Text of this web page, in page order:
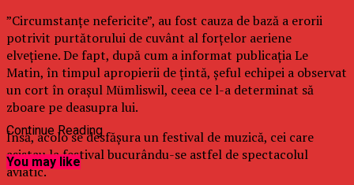
”Circumstanţe nefericite”, au fost cauza de bază a erorii
potrivit purtătorului de cuvânt al forţelor aeriene
elveţiene. De fapt, după cum a informat publicaţia Le
Matin, în timpul apropierii de ţintă, şeful echipei a observat
un cort în oraşul Mümliswil, ceea ce l-a determinat să
zboare pe deasupra lui.
Însă, acolo se desfăşura un festival de muzică, cei care
asistau la festival bucurându-se astfel de spectacolul
aviatic.
Continue Reading
You may like